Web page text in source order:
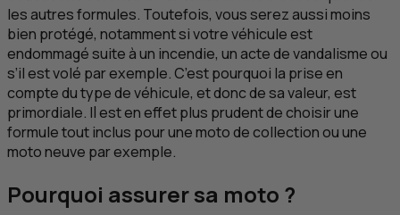
les autres formules. Toutefois, vous serez aussi moins
bien protégé, notamment si votre véhicule est
endommagé suite à un incendie, un acte de vandalisme ou
s’il est volé par exemple. C’est pourquoi la prise en
compte du type de véhicule, et donc de sa valeur, est
primordiale. Il est en effet plus prudent de choisir une
formule tout inclus pour une moto de collection ou une
moto neuve par exemple.
Pourquoi assurer sa moto ?